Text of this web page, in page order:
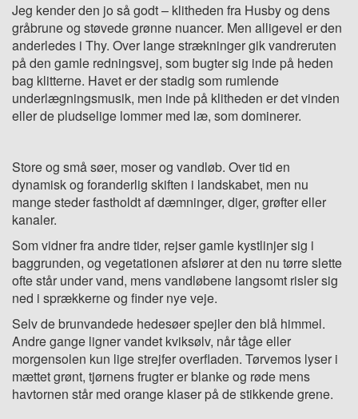
Jeg kender den jo så godt – klitheden fra Husby og dens
gråbrune og støvede grønne nuancer. Men alligevel er den
anderledes i Thy. Over lange strækninger gik vandreruten
på den gamle redningsvej, som bugter sig inde på heden
bag klitterne. Havet er der stadig som rumlende
underlægningsmusik, men inde på klitheden er det vinden
eller de pludselige lommer med læ, som dominerer.
Store og små søer, moser og vandløb. Over tid en
dynamisk og foranderlig skiften i landskabet, men nu
mange steder fastholdt af dæmninger, diger, grøfter eller
kanaler.
Som vidner fra andre tider, rejser gamle kystlinjer sig i
baggrunden, og vegetationen afslører at den nu tørre slette
ofte står under vand, mens vandløbene langsomt risler sig
ned i sprækkerne og finder nye veje.
Selv de brunvandede hedesøer spejler den blå himmel.
Andre gange ligner vandet kviksølv, når tåge eller
morgensolen kun lige strejfer overfladen. Tørvemos lyser i
mættet grønt, tjørnens frugter er blanke og røde mens
havtornen står med orange klaser på de stikkende grene.